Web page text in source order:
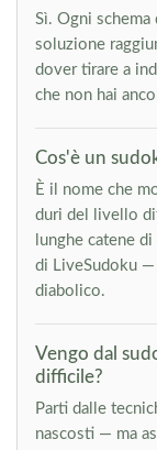
Sì. Ogni
soluzione
dover tirare a
che non hai
Cos'è un
È il nome che
duri del livello
lunghe catene
di LiveSudoku
diabolico.
Vengo dal
difficile?
Parti dalle
nascosti — ma